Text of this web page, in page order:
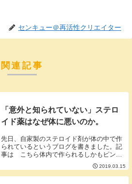
センキュー＠再活性クリエイター
関連記事
「意外と知られていない」ステロ
イド薬はなぜ体に悪いのか。
先日、自家製のステロイド剤が体の中で作
られているというブログを書きました。記
事は こちら体内で作られるしかもピンチ
のときに活躍するステロイドがなぜこんな
にも避けられているのか。理由は大きく２
つ。①副作用ステロイドを使いすぎると
2019.03.15